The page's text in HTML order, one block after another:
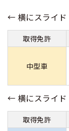
取得免許
中型車
取得免許